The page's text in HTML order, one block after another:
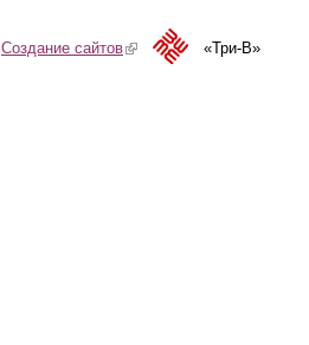
Создание сайтов(link is external)«Три-В»